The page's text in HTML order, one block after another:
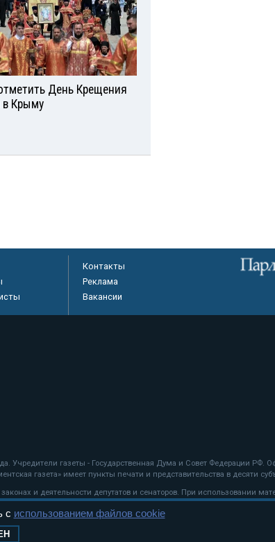
День Крещения
в Крыму
Контакты
Реклама
Вакансии
Учредители газеты - Государственная Дума и Совет Федерации РФ.
газета» имеет пункты печати и представительства в десяти
и деятельности депутатов и сенаторов. При использовании
с использованием файлов cookie